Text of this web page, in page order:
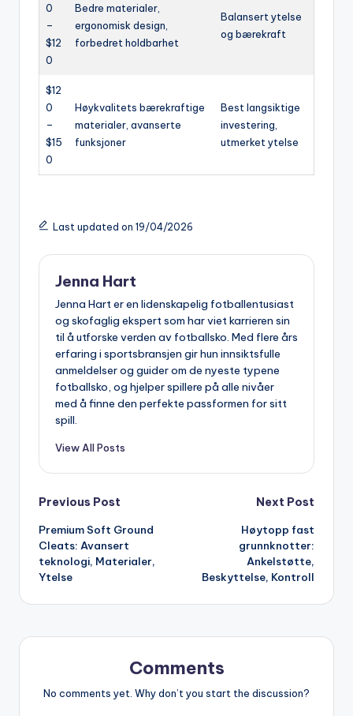
0
–
$12
0
Bedre materialer,
ergonomisk design,
forbedret holdbarhet
Balansert ytelse
og bærekraft
$12
0
–
$15
0
Høykvalitets bærekraftige
materialer, avanserte
funksjoner
Best langsiktige
investering,
utmerket ytelse
Last updated on 19/04/2026
Jenna Hart
Jenna Hart er en lidenskapelig fotballentusiast
og skofaglig ekspert som har viet karrieren sin
til å utforske verden av fotballsko. Med flere års
erfaring i sportsbransjen gir hun innsiktsfulle
anmeldelser og guider om de nyeste typene
fotballsko, og hjelper spillere på alle nivåer
med å finne den perfekte passformen for sitt
spill.
View All Posts
Post
navigation
Previous Post
Premium Soft Ground
Cleats: Avansert
teknologi, Materialer,
Ytelse
Next Post
Høytopp fast
grunnknotter:
Ankelstøtte,
Beskyttelse, Kontroll
Comments
No comments yet. Why don’t you start the discussion?